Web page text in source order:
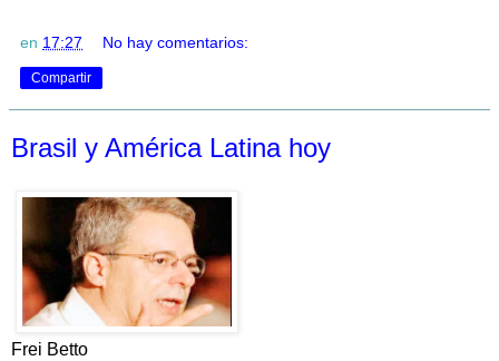
en 17:27 No hay comentarios:
Compartir
Brasil y América Latina hoy
Frei Betto